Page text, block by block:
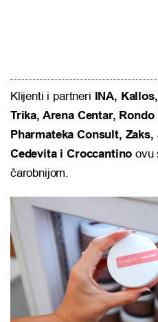
Klijenti i partneri INA,
Trika, Arena Centar,
Pharmateka Consult,
Cedevita i Croccantino ovu
čarobnijom.